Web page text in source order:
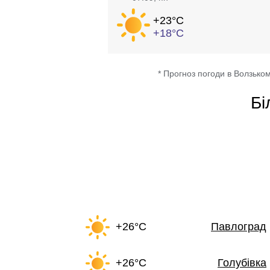
+23°C
+18°C
* Прогноз погоди в
+26°C Павлоград
+26°C Голубівка